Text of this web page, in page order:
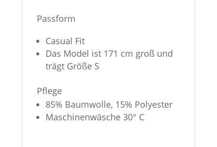
Passform
Casual Fit
Das Model ist 171 cm groß und
trägt Größe S
Pflege
85% Baumwolle, 15% Polyester
Maschinenwäsche 30° C